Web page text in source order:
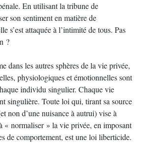
En utilisant la tribune de
son sentiment en matière de
s’est attaquée à l’intimité de tous. Pas
?
dans les autres sphères de la vie privée,
physiologiques et émotionnelles sont
individu singulier. Chaque vie
singulière. Toute loi qui, tirant sa source
non d’une nuisance à autrui) vise à
« normaliser » la vie privée, en imposant
de comportement, est une loi liberticide.